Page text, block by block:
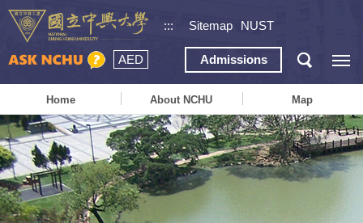
::: Sitemap NUST
AED Admissions
Home About NCHU Map